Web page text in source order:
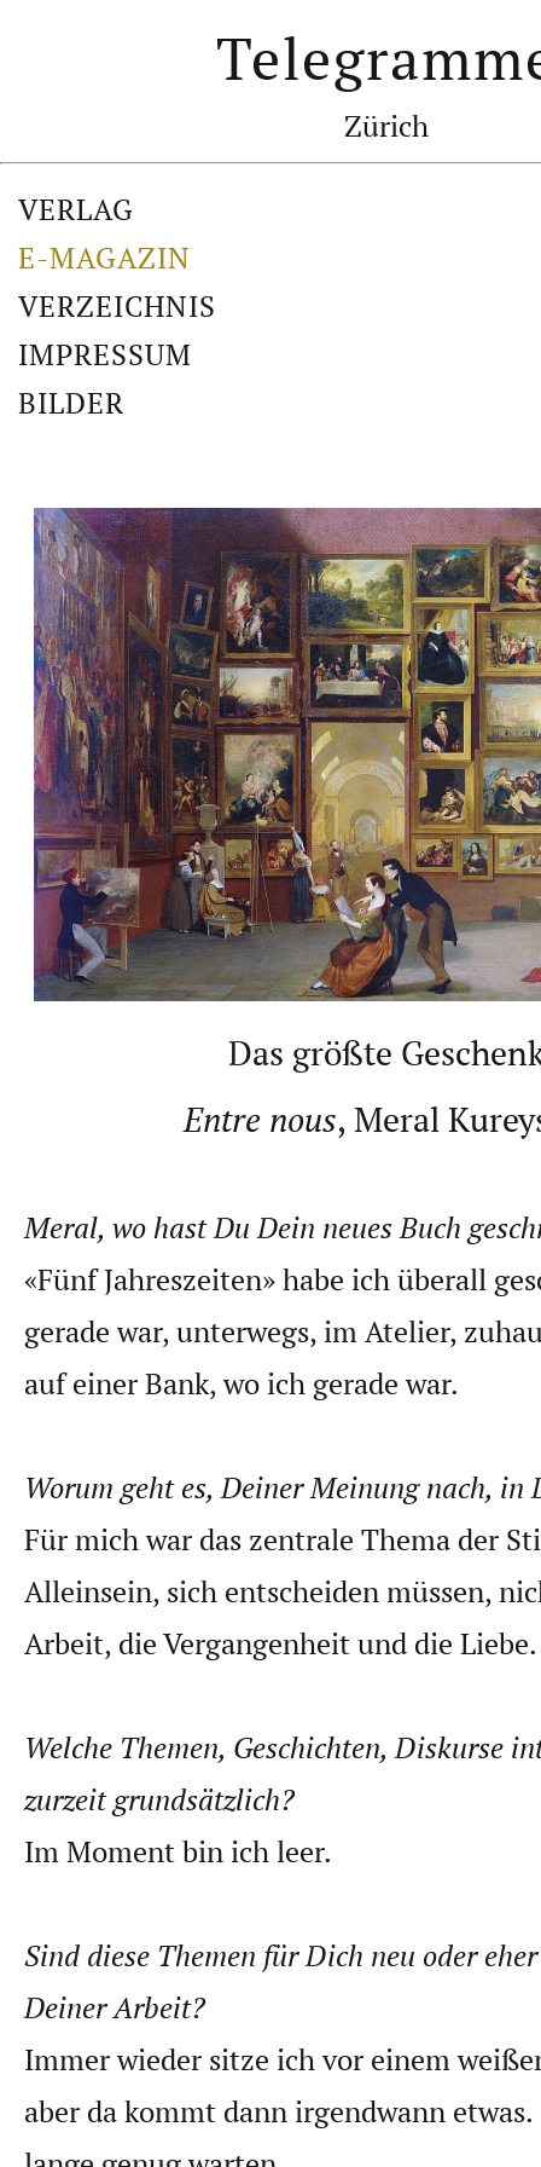
Zürich
VERLAG
E-MAGAZIN
VERZEICHNIS
IMPRESSUM
BILDER
Das größte
Entre nous, Meral
Meral, wo hast Du Dein neues Buch
«Fünf Jahreszeiten» habe ich überall
gerade war, unterwegs, im Atelier,
auf einer Bank, wo ich gerade war.
Worum geht es, Deiner Meinung nach, in
Für mich war das zentrale Thema der
Alleinsein, sich entscheiden müssen,
Arbeit, die Vergangenheit und die Liebe.
Welche Themen, Geschichten, Diskurse
zurzeit grundsätzlich?
Im Moment bin ich leer.
Sind diese Themen für Dich neu oder
Deiner Arbeit?
Immer wieder sitze ich vor einem
aber da kommt dann irgendwann